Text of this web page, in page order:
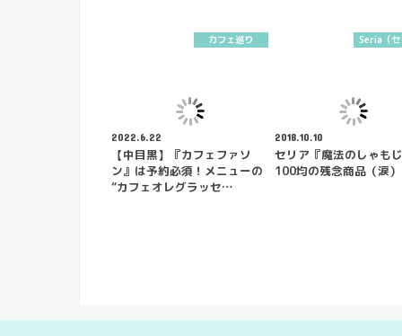
カフェ巡り
2022.6.22
【中目黒】『カフェファソ
ン』は予約必須！メニューの
“カフェオレグラッセ…
Seria（セ
2018.10.10
セリア『魔法のしゃも
100均の残念商品（涙）